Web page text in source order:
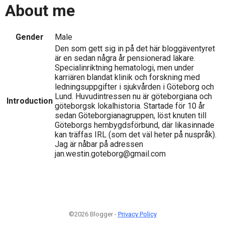
About me
Gender Male
Introduction
Den som gett sig in på det här bloggäventyret
är en sedan några år pensionerad läkare.
Specialinriktning hematologi, men under
karriären blandat klinik och forskning med
ledningsuppgifter i sjukvården i Göteborg och
Lund. Huvudintressen nu är göteborgiana och
göteborgsk lokalhistoria. Startade för 10 år
sedan Göteborgianagruppen, löst knuten till
Göteborgs hembygdsförbund, där likasinnade
kan träffas IRL (som det väl heter på nuspråk).
Jag är nåbar på adressen
jan.westin.goteborg@gmail.com
©2026 Blogger - Privacy Policy